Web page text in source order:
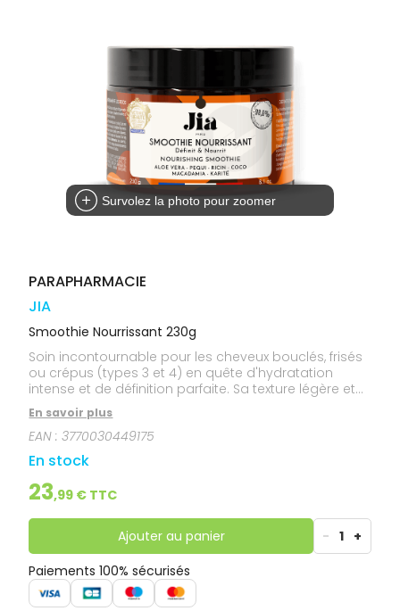
Visage
Survolez la photo pour zoomer
PARAPHARMACIE
JIA
Smoothie Nourrissant 230g
Soin incontournable pour les cheveux bouclés, frisés
ou crépus (types 3 et 4) en quête d'hydratation
intense et de définition parfaite. Sa texture légère et
aérienne, presque mousseuse, enveloppe chaque
boucle sans les alourdir tout en apportant une
hydratation longue durée. Ce soin a été
spécialement conçu pour revitaliser en profondeur
les boucles, redéfinir leur forme naturelle et les rendre
rebondies, souples et brillantes.
En savoir plus
EAN :3770030449175
En stock
23,99 € TTC
Ajouter au panier - 1 +
Paiements 100% sécurisés